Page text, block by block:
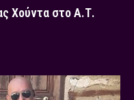
Χούντα στο Α.Τ.